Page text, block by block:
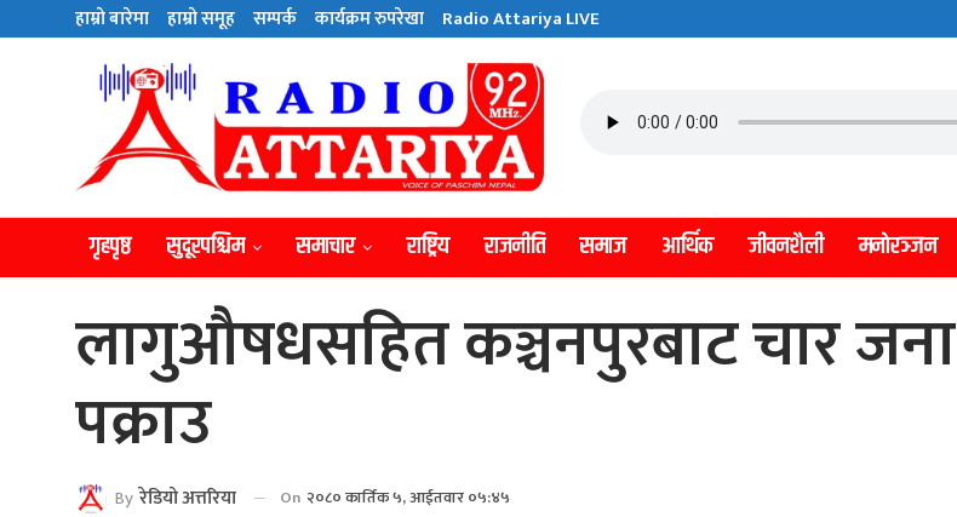
हाम्राे बारेमा हाम्राे समूह सम्पर्क कार्यक्रम रुपरेखा Radio Attariya LIVE
गृहपृष्ठ सुदूरपश्चिम समाचार राष्ट्रिय राजनीति समाज आर्थिक जीवनशैली मनाेरञ्जन
लागुऔषधसहित कञ्चनपुरबाट चार जना
पक्राउ
By रेडियाे अत्तरिया On २०८० कार्तिक ५, आईतवार ०५:४५